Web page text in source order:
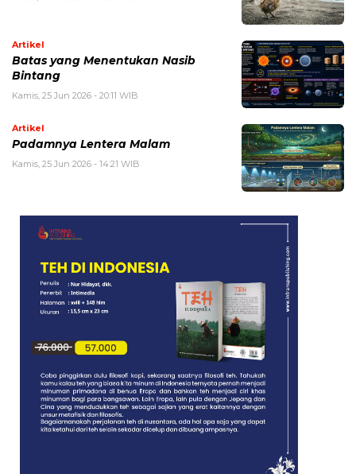
Artikel
Batas yang Menentukan Nasib
Bintang
Kamis, 25 Jun 2026 - 20:11 WIB
Artikel
Padamnya Lentera Malam
Kamis, 25 Jun 2026 - 14:21 WIB